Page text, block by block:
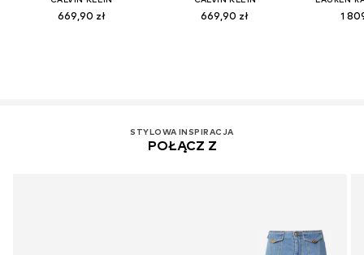
669,90 zł 669,90 zł 1
STYLOWA INSPIRACJA
POŁĄCZ Z